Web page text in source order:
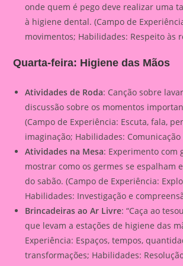
onde quem é pego deve realizar uma
à higiene dental. (Campo de
movimentos; Habilidades: Respeito às
Quarta-feira: Higiene das Mãos
Atividades de Roda: Canção sobre
discussão sobre os momentos
(Campo de Experiência: Escuta, fala,
imaginação; Habilidades: Comunicação
Atividades na Mesa: Experimento com
mostrar como os germes se espalham
do sabão. (Campo de Experiência:
Habilidades: Investigação e
Brincadeiras ao Ar Livre: “Caça ao
que levam a estações de higiene das
Experiência: Espaços, tempos,
transformações; Habilidades: